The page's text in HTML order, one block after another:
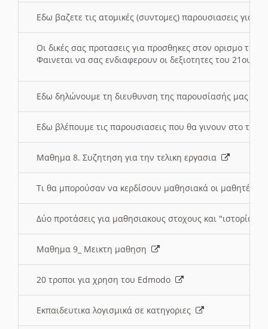
Εδω βαζετε τις ατομικές (συντομες) παρουσιασεις για
Οι δικές σας προτασεις για προσθηκες στον ορισμο
Φαινεται να σας ενδιαφερουν οι δεξιοτητες του 21ου
Εδω δηλώνουμε τη διευθυνση της παρουσίασής μας
Εδω βλέπουμε τις παρουσιασεις που θα γινουν στο
Μαθημα 8. Συζητηση για την τελικη εργασια
Τι θα μπορούσαν να κερδίσουν μαθησιακά οι μαθητές/
Δύο προτάσεις για μαθησιακους στοχους και "ιστορία"
Μαθημα 9_ Μεικτη μαθηση
20 τροποι για χρηση του Edmodo
Εκπαιδευτικα λογισμικά σε κατηγοριες